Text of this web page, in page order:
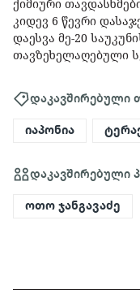
ქიმიური
კიდევ 6 წევრი
დაესვა მე-20
თავზეხელაღებული
დაკავშირებული
იაპონია
დაკავშირებული
ოთო ჯანგავაძე